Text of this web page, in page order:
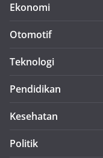
Ekonomi
Otomotif
Teknologi
Pendidikan
Kesehatan
Politik